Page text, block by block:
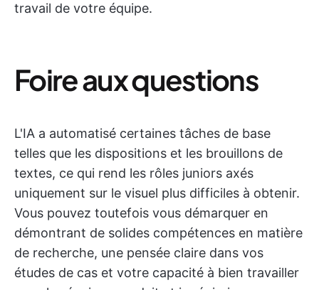
travail de votre équipe.
Foire aux questions
L'IA a automatisé certaines tâches de base
telles que les dispositions et les brouillons de
textes, ce qui rend les rôles juniors axés
uniquement sur le visuel plus difficiles à obtenir.
Vous pouvez toutefois vous démarquer en
démontrant de solides compétences en matière
de recherche, une pensée claire dans vos
études de cas et votre capacité à bien travailler